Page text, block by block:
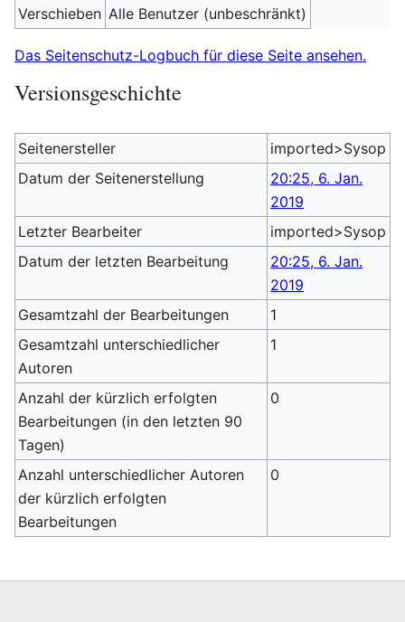
Verschieben Alle Benutzer (unbeschränkt)
Das Seitenschutz-Logbuch für diese Seite ansehen.
Versionsgeschichte
Seitenersteller
imported>Sysop
Datum der Seitenerstellung
20:25, 6. Jan.
2019
Letzter Bearbeiter
imported>Sysop
Datum der letzten Bearbeitung
20:25, 6. Jan.
2019
Gesamtzahl der Bearbeitungen
1
Gesamtzahl unterschiedlicher
Autoren
1
Anzahl der kürzlich erfolgten
Bearbeitungen (in den letzten 90
Tagen)
0
Anzahl unterschiedlicher Autoren
der kürzlich erfolgten
Bearbeitungen
0